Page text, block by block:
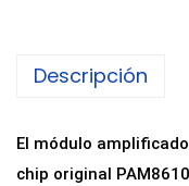
o
i
n
Descripción
El módulo
chip original